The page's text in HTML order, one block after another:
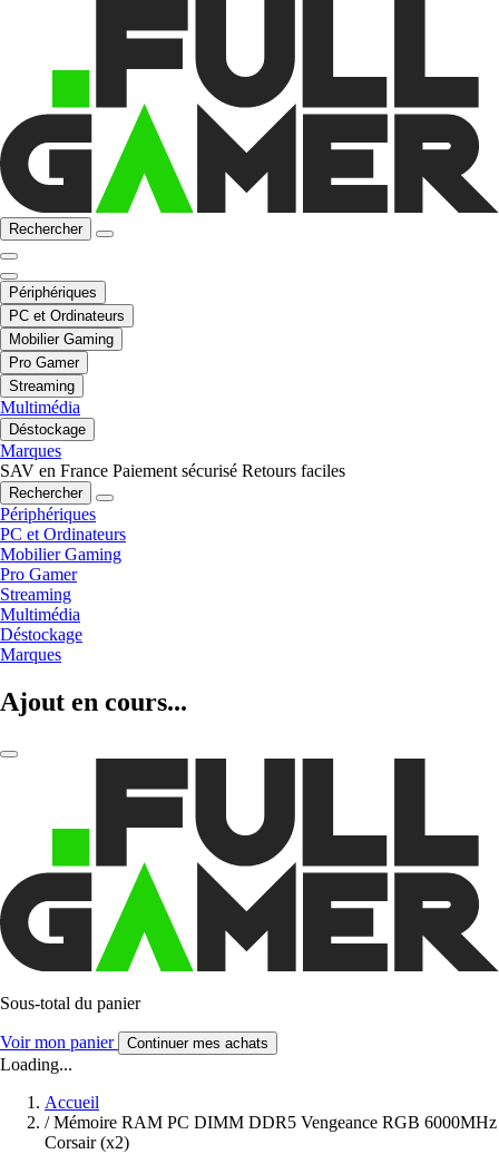
Rechercher
Périphériques
PC et Ordinateurs
Mobilier Gaming
Pro Gamer
Streaming
Multimédia
Déstockage
Marques
SAV en France Paiement sécurisé Retours faciles
Rechercher
Périphériques
PC et Ordinateurs
Mobilier Gaming
Pro Gamer
Streaming
Multimédia
Déstockage
Marques
Ajout en cours...
Sous-total du panier
Voir mon panier Continuer mes achats
Loading...
Accueil
/ Mémoire RAM PC DIMM DDR5 Vengeance RGB 6000MHz
Corsair (x2)